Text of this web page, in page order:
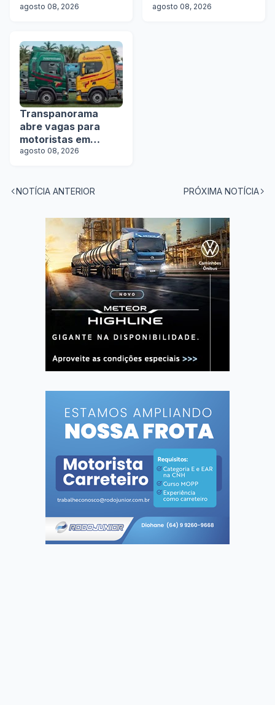
Transportes abre
agosto 08, 2026 agosto 08, 2026
Transpanorama
abre vagas para
motoristas em
operação com
agosto 08, 2026
NOTÍCIA ANTERIOR PRÓXIMA NOTÍCIA